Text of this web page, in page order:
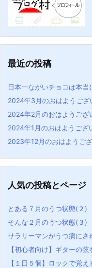
最近の投稿
日本一ながいチョコは本
2024年3月のおはようござ
2024年2月のおはようござ
2024年1月のおはようござ
2023年12月のおはようご
人気の投稿とページ
とある７月のうつ状態(２)
そんな２月のうつ状態(３)
サラリーマンがうつ病に
【初心者向け】ギターの弦
【１日５個】ロックで覚